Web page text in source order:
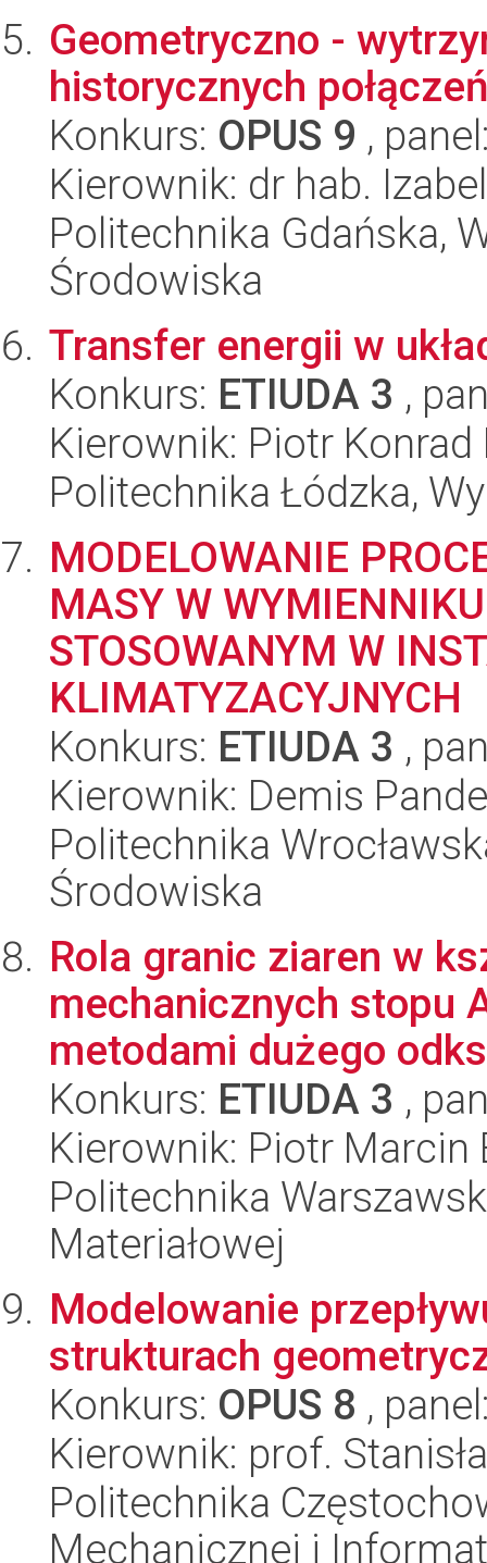
Geometryczno -
historycznych
Konkurs: OPUS 9 ,
Kierownik: dr hab.
Politechnika Gdańska,
Środowiska
Transfer energii w
Konkurs: ETIUDA 3 ,
Kierownik: Piotr Konrad
Politechnika Łódzka,
MODELOWANIE
MASY W
STOSOWANYM W
KLIMATYZACYJNYCH
Konkurs: ETIUDA 3 ,
Kierownik: Demis
Politechnika
Środowiska
Rola granic ziaren w
mechanicznych stopu
metodami dużego
Konkurs: ETIUDA 3 ,
Kierownik: Piotr Marcin
Politechnika
Materiałowej
Modelowanie
strukturach
Konkurs: OPUS 8 ,
Kierownik: prof.
Politechnika
Mechanicznej i